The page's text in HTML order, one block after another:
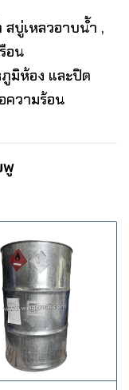
บู่เหลวอาบน้ำ ,
อน
ภูมิห้อง และปิด
ความร้อน
พู